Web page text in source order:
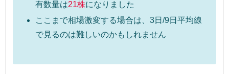
有数量は21株になりました
ここまで相場激変する場合は、3日/9日平均線
で見るのは難しいのかもしれません